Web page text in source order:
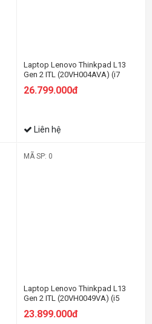
Laptop Lenovo Thinkpad L13
Gen 2 ITL (20VH004AVA) (i7
1165G7/8GB RAM/512GB
SSD/13.3 FHD/Dos/Đen)
26.799.000đ
Liên hệ
MÃ SP: 0
Laptop Lenovo Thinkpad L13
Gen 2 ITL (20VH0049VA) (i5
SSD/13.3 FHD/Dos/Đen)
23.899.000đ